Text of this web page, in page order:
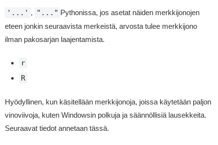
'...' , "..." Pythonissa, jos asetat näiden merkkijonojen
eteen jonkin seuraavista merkeistä, arvosta tulee merkkijono
ilman pakosarjan laajentamista.
r
R
Hyödyllinen, kun käsitellään merkkijonoja, joissa käytetään paljon
vinoviivoja, kuten Windowsin polkuja ja säännöllisiä lausekkeita.
Seuraavat tiedot annetaan tässä.